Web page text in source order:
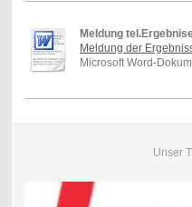
Meldung
Meldung der
Microsoft Word-
Unser